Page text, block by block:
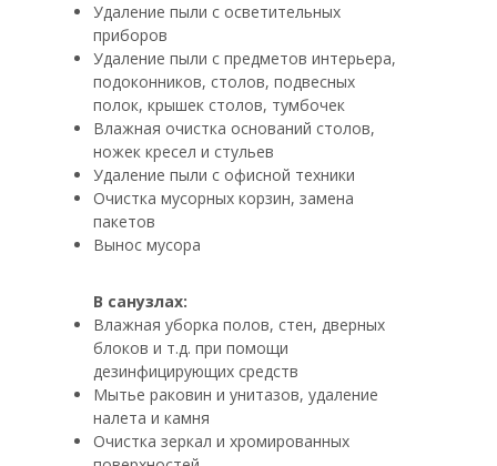
Удаление пыли с осветительных
приборов
Удаление пыли с предметов интерьера,
подоконников, столов, подвесных
полок, крышек столов, тумбочек
Влажная очистка оснований столов,
ножек кресел и стульев
Удаление пыли с офисной техники
Очистка мусорных корзин, замена
пакетов
Вынос мусора
В санузлах:
Влажная уборка полов, стен, дверных
блоков и т.д. при помощи
дезинфицирующих средств
Мытье раковин и унитазов, удаление
налета и камня
Очистка зеркал и хромированных